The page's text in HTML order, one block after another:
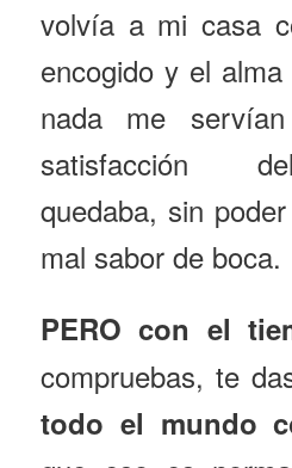
volvía a mi casa
encogido y el
nada me
satisfacción
quedaba, sin
mal sabor de boca.
PERO con el
compruebas, te
todo el mundo